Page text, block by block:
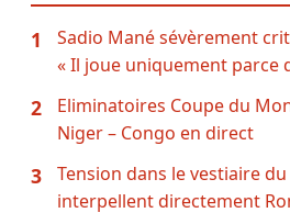
1
Sadio Mané sévèrement
« Il joue uniquement parce
2
Eliminatoires Coupe du
Niger – Congo en direct
3
Tension dans le vestiaire
interpellent directement